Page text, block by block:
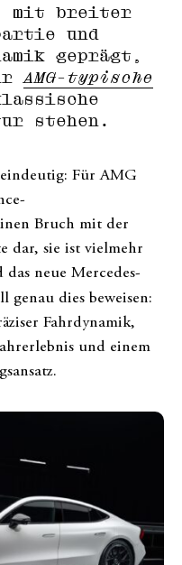
mit breiter
und
geprägt,
AMG-typische
stehen.
Für AMG
Bruch mit der
dar, sie ist vielmehr
das neue Mercedes-
genau dies beweisen:
Fahrdynamik,
und einem